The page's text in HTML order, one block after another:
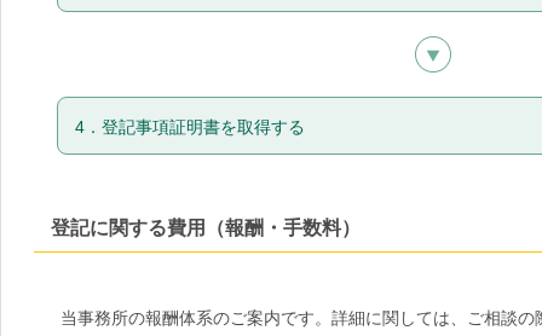
4．登記事項証明書を取得する
登記に関する費用（報酬・手数料）
当事務所の報酬体系のご案内です。詳細に関しては、ご相談の